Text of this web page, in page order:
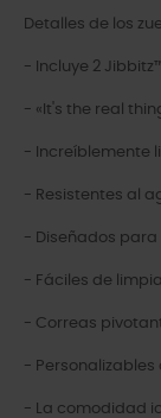
Detalles de los
- Incluye 2
- «It's the real
- Increíblemente
- Resistentes al
- Diseñados
- Fáciles de
- Correas
- Personalizables
- La comodidad